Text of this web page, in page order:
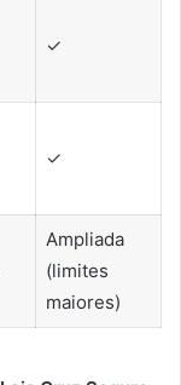
✓
✓
Ampliada
(limites
maiores)